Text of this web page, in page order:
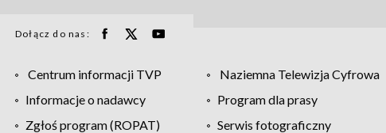
Dołącz do nas:
Centrum informacji TVP Naziemna Telewizja Cyfrowa
Informacje o nadawcy
Program dla prasy
Zgłoś program (ROPAT)
Serwis fotograficzny